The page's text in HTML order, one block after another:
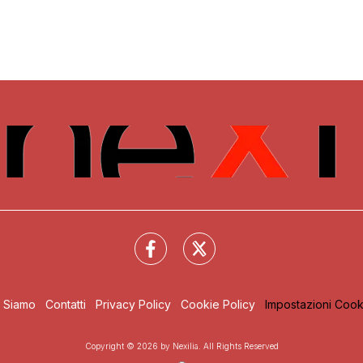
Siamo Contatti Privacy Policy Cookie Policy Impostazioni
Copyright © 2026 by Nexilia. All Rights Reserved